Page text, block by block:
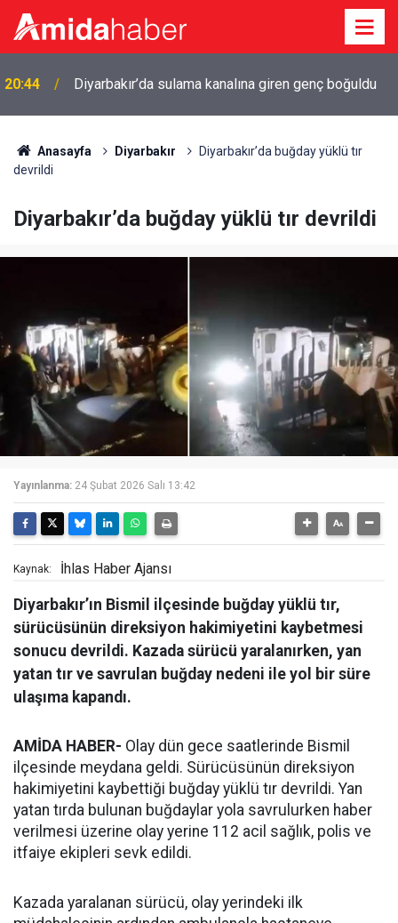
Diyarbakır’da sulama kanalına giren genç boğuldu
20:15 Cengiz Çandar’dan çerçeve yasa açıklaması
Anasayfa Diyarbakır
Diyarbakır’da buğday yüklü tır
devrildi
Diyarbakır’da buğday yüklü tır devrildi
Yayınlanma: 24 Şubat 2026 Salı 13:42
Kaynak: İhlas Haber Ajansı
Diyarbakır’ın Bismil ilçesinde buğday yüklü tır,
sürücüsünün direksiyon hakimiyetini kaybetmesi
sonucu devrildi. Kazada sürücü yaralanırken, yan
yatan tır ve savrulan buğday nedeni ile yol bir süre
ulaşıma kapandı.
AMİDA HABER- Olay dün gece saatlerinde Bismil
ilçesinde meydana geldi. Sürücüsünün direksiyon
hakimiyetini kaybettiği buğday yüklü tır devrildi. Yan
yatan tırda bulunan buğdaylar yola savrulurken haber
verilmesi üzerine olay yerine 112 acil sağlık, polis ve
itfaiye ekipleri sevk edildi.
Kazada yaralanan sürücü, olay yerindeki ilk